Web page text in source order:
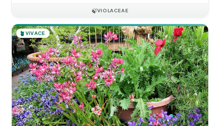
🍃VIOLACEAE
🪴 VIVACE